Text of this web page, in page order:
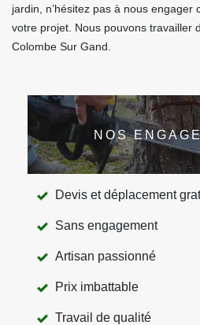
jardin, n’hésitez pas à nous engager
votre projet. Nous pouvons travailler
Colombe Sur Gand.
NOS
Devis et déplacement
Sans engagement
Artisan passionné
Prix imbattable
Travail de qualité